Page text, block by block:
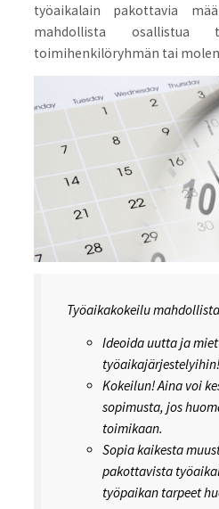
työaikalain pakottavia
mahdollista osallistua
toimihenkilöryhmän tai
Työaikakokeilu
Ideoida uutta ja
työaikajärjestelyihin!
Kokeilun! Aina voi
sopimusta, jos
toimikaan.
Sopia kaikesta
pakottavista
työpaikan tarpeet